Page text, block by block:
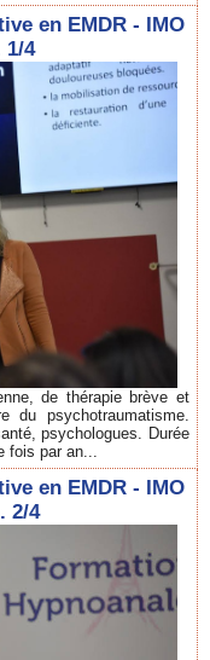
en EMDR - IMO
1/4
de thérapie brève et
du psychotraumatisme.
psychologues. Durée
par an...
en EMDR - IMO
2/4